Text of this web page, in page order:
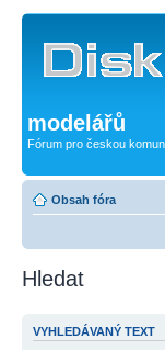
modelářů
Fórum pro českou
Obsah fóra
Hledat
VYHLEDÁVANÝ TEXT